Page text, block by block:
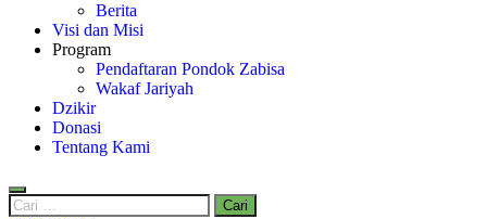
Berita
Visi dan Misi
Program
Pendaftaran Pondok Zabisa
Wakaf Jariyah
Dzikir
Donasi
Tentang Kami
Cari